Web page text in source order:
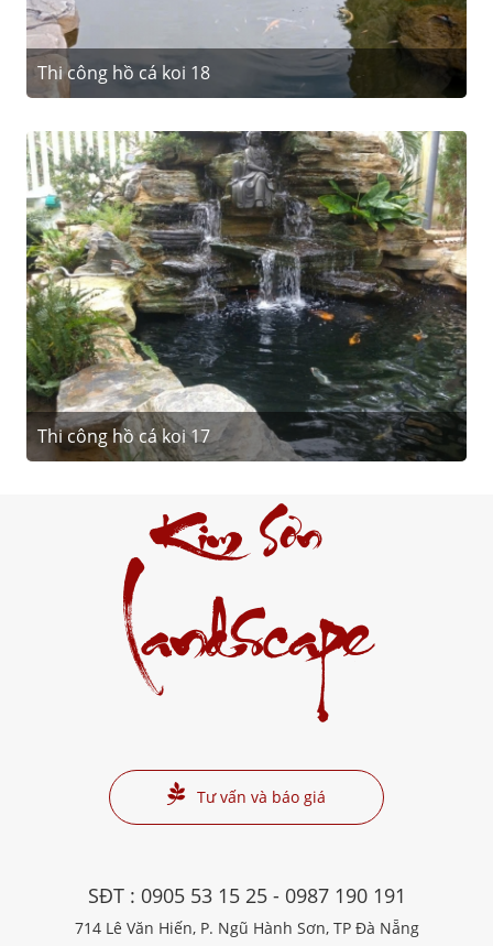
Thi công hồ cá koi 18
Thi công hồ cá koi 17
Kim Sơn
Landscape
Tư vấn và báo giá
SĐT : 0905 53 15 25- 0987 190 191
714 Lê Văn Hiến, P. Ngũ Hành Sơn, TP Đà Nẵng